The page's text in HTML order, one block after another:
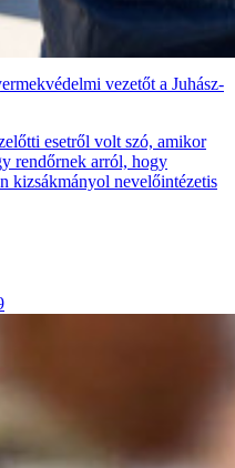
vezetőt a Juhász-
esetről volt szó, amikor
rendőrnek arról, hogy
kizsákmányol nevelőintézetis